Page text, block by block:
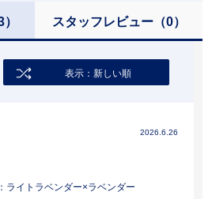
） スタッフレビュー（0）
表示：新しい順
2026.6.26
ライトラベンダー×ラベンダー